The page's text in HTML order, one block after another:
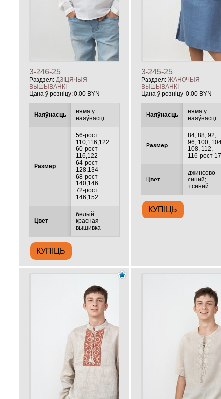
3-246-25
Раздзел: ДЗIЦЯЧЫЯ
ВЫШЫВАНКІ
Цана ў розніцу: 0.00 BYN
Наяўнасць
няма ў
наяўнасці
Размер
56-рост
110,116,122
60-рост
116,122
64-рост
128,134
68-рост
140,146
72-рост
146,152
Цвет
белый+
красная
вышивка
3-245-25
Раздзел:ЖАНОЧЫЯ
ВЫШЫВАНКІ
Цана ў розніцу:0.00 BYN
Наяўнасць
няма ў
наяўнасці
Размер
84, 88, 92,
96, 100,
108, 112,
116-рост
Цвет
джинсово-
синий;
т.синий